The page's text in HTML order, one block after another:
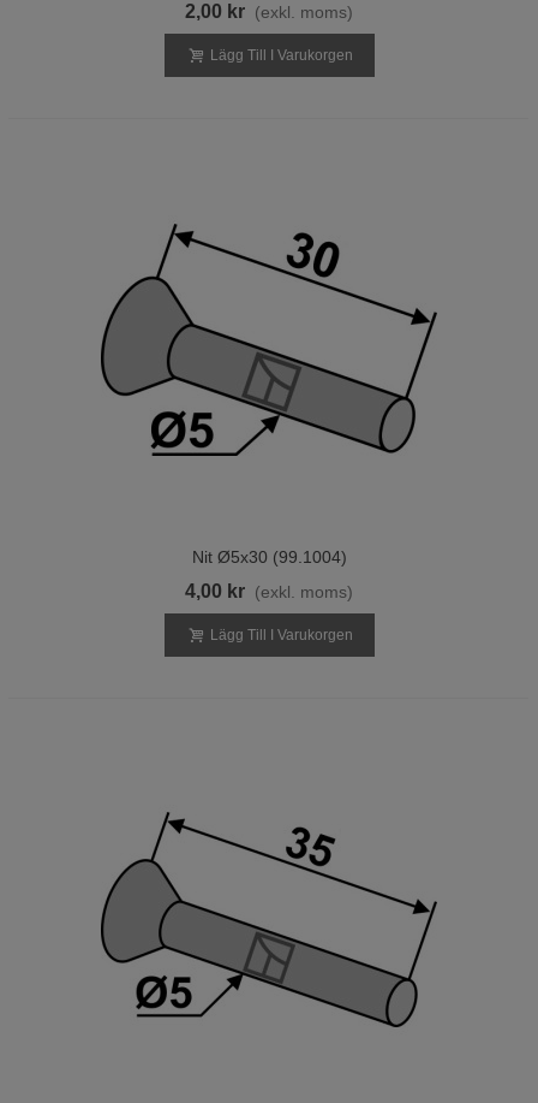
2,00 kr (exkl. moms)
Lägg Till I Varukorgen
Nit Ø5x30 (99.1004)
4,00 kr (exkl. moms)
Lägg Till I Varukorgen